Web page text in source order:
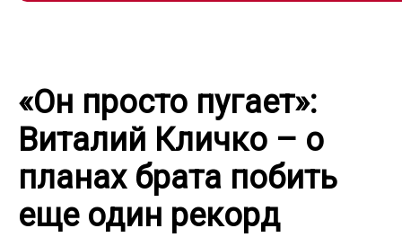
«Он просто пугает»:
Виталий Кличко – о
планах брата побить
еще один рекорд